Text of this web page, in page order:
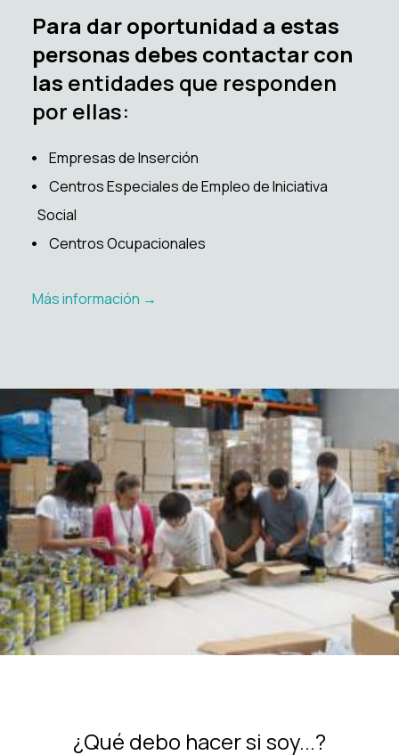
Para dar oportunidad a estas
personas debes contactar con
las entidades que responden
por ellas:
Empresas de Inserción
Centros Especiales de Empleo de Iniciativa
Social
Centros Ocupacionales
Más información →️
¿Qué debo hacer si soy...?